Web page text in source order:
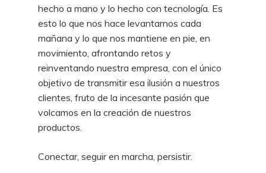
hecho a mano y lo hecho con tecnología. Es
esto lo que nos hace levantarnos cada
mañana y lo que nos mantiene en pie, en
movimiento, afrontando retos y
reinventando nuestra empresa, con el único
objetivo de transmitir esa ilusión a nuestros
clientes, fruto de la incesante pasión que
volcamos en la creación de nuestros
productos.
Conectar, seguir en marcha, persistir.